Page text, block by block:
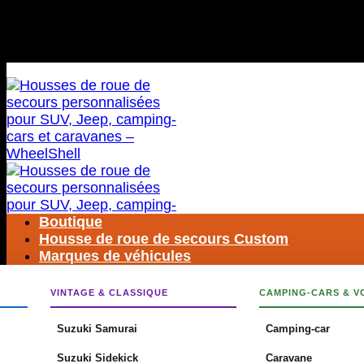
Rechercher
Boutique
Housse de roue de secours Custom
Marques de véhicules
VINTAGE & CLASSIQUE
Suzuki Samurai
Suzuki Sidekick
CAMPING-CARS &
Camping-car
Caravane